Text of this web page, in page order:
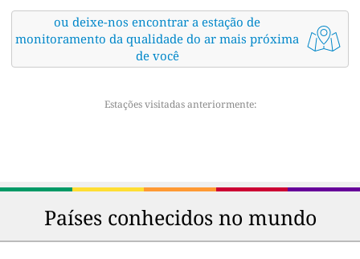
ou deixe-nos encontrar a estação de
monitoramento da qualidade do ar mais próxima
de você
Estações visitadas anteriormente:
Países conhecidos no mundo